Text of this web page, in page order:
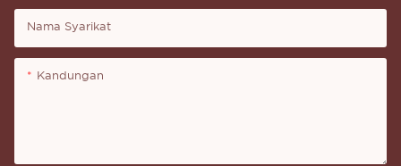
Nama Syarikat
Kandungan